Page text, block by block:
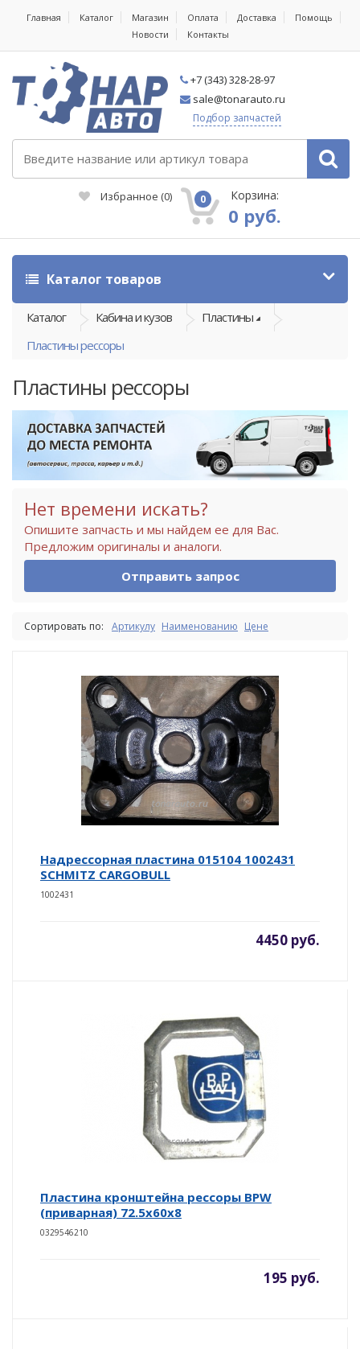
Главная Каталог Магазин Оплата Доставка
Помощь
Новости
Контакты
+7 (343) 328-28-97
sale@tonarauto.ru
Подбор запчастей
Избранное (0) 0 Корзина:
0 руб.
Каталог товаров
Каталог Кабина и кузов
Пластины
Пластины рессоры
Пластины рессоры
Нет времени искать?
Опишите запчасть и мы найдем ее для Вас.
Предложим оригиналы и аналоги.
Отправить запрос
Сортировать по: Артикулу Наименованию Цене
Надрессорная пластина 015104 1002431
SCHMITZ CARGOBULL
1002431
4450 руб.
Пластина кронштейна рессоры BPW
(приварная) 72.5x60x8
0329546210
195 руб.